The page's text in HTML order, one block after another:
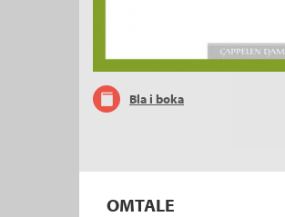
Bla i boka
OMTALE